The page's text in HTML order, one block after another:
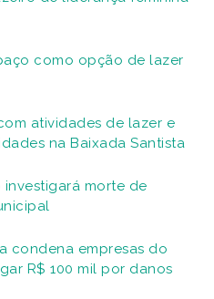
como opção de lazer
atividades de lazer e
na Baixada Santista
investigará morte de
condena empresas do
R$ 100 mil por danos